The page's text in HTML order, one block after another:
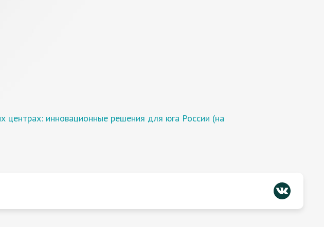
центрах: инновационные решения для юга России (на